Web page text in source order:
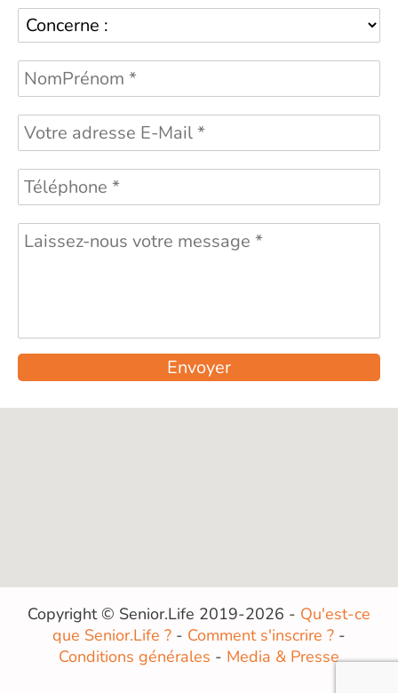
Envoyer
Copyright © Senior.Life 2019-2026 - Qu'est-ce
que Senior.Life ? - Comment s'inscrire ? -
Conditions générales - Media & Presse